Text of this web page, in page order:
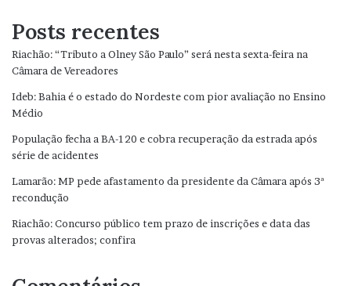
Posts recentes
Riachão: “Tributo a Olney São Paulo” será nesta sexta-feira na
Câmara de Vereadores
Ideb: Bahia é o estado do Nordeste com pior avaliação no Ensino
Médio
População fecha a BA-120 e cobra recuperação da estrada após
série de acidentes
Lamarão: MP pede afastamento da presidente da Câmara após 3ª
recondução
Riachão: Concurso público tem prazo de inscrições e data das
provas alterados; confira